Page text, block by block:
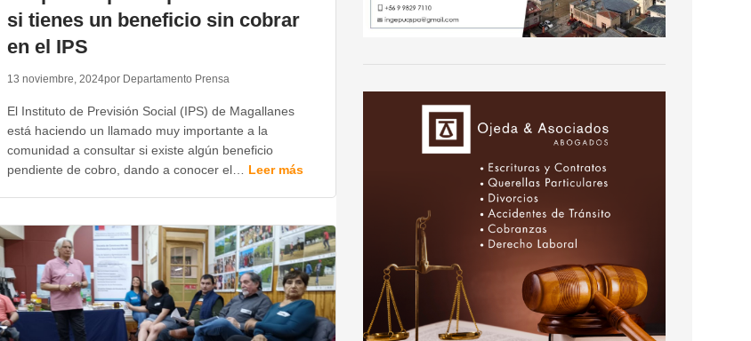
si tienes un beneficio sin cobrar
en el IPS
13 noviembre, 2024por Departamento Prensa
El Instituto de Previsión Social (IPS) de Magallanes
está haciendo un llamado muy importante a la
comunidad a consultar si existe algún beneficio
pendiente de cobro, dando a conocer el… Leer más